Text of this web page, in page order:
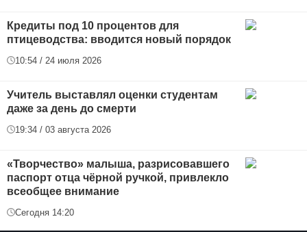
Кредиты под 10 процентов для
птицеводства: вводится новый порядок
10:54 / 24 июля 2026
Учитель выставлял оценки студентам
даже за день до смерти
19:34 / 03 августа 2026
«Творчество» малыша, разрисовавшего
паспорт отца чёрной ручкой, привлекло
всеобщее внимание
Сегодня 14:20